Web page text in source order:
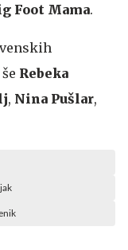
Foot Mama.
Rebeka
, Nina Pušlar,